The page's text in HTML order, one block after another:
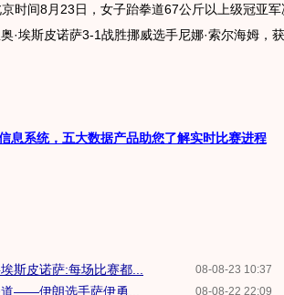
时间8月23日，女子跆拳道67公斤以上级冠亚军
·埃斯皮诺萨3-1战胜挪威选手尼娜·索尔海姆，
息系统，五大数据产品助您了解实时比赛进程
08-08-23 10:37
斯皮诺萨:每场比赛都...
08-08-22 22:09
——伊朗选手萨伊勇...